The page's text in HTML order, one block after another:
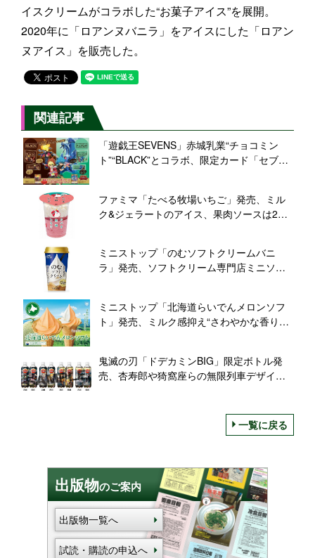
イスクリームがコラボした“お菓子アイス”を展開。
2020年に「ロアンヌバニラ」をアイスにした「ロアン
ヌアイス」を販売した。
関連記事
「遊戯王SEVENS」赤城乳業“チョコミン
ト”“BLACK”とコラボ、限定カード「セブン
ファミマ「たべる牧場いちご」発売、ミル
ク&ジェラートのアイス、果肉ソースは2倍
ミニストップ「のむソフトクリームバニ
ラ」発売、ソフトクリーム専門店ミニソフ
ミニストップ「北海道らいでんメロンソフ
ト」発売、ミルク感抑え“さわやかな香りと
鬼滅の刃「ドデカミンBIG」限定ボトル発
売、杏寿郎や猗窩座らの無限列車デザイ
一覧に戻る
出版物のご案内
出版物一覧へ
試読・購読の申込へ